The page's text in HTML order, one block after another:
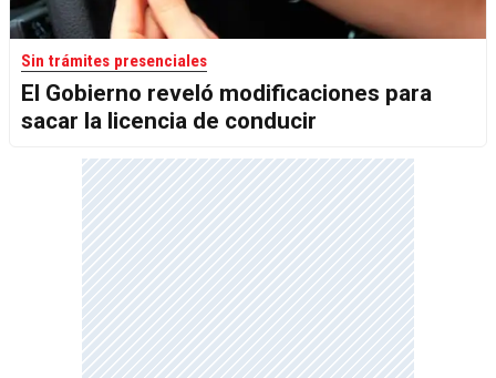
Sin trámites presenciales
El Gobierno reveló modificaciones para
sacar la licencia de conducir